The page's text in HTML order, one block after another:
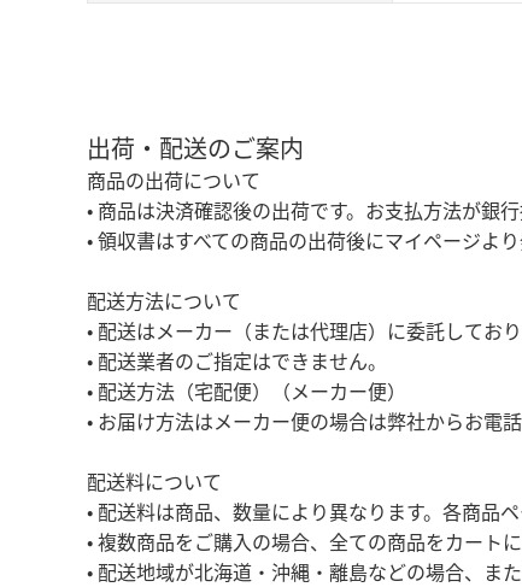
出荷・配送のご案内
商品の出荷について
• 商品は決済確認後の出荷です。お支払方法が銀
• 領収書はすべての商品の出荷後にマイページより
配送方法について
• 配送はメーカー（または代理店）に委託してお
• 配送業者のご指定はできません。
• 配送方法（宅配便）（メーカー便）
• お届け方法はメーカー便の場合は弊社からお電
配送料について
• 配送料は商品、数量により異なります。各商品
• 複数商品をご購入の場合、全ての商品をカート
• 配送地域が北海道・沖縄・離島などの場合、ま